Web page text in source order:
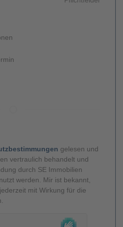
gelesen und
vertraulich behandelt und
durch SE Immobilien
werden. Mir ist bekannt,
mit Wirkung für die